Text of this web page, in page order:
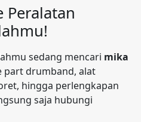
Peralatan
sedang mencari mika
part drumband, alat
hingga perlengkapan
saja hubungi